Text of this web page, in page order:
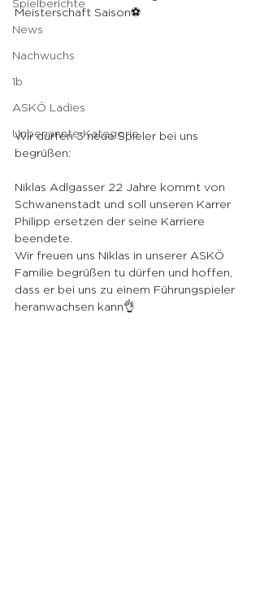
Spielberichte
News
Nachwuchs
1b
ASKÖ Ladies
Unbenannte Kategorie
Meisterschaft Saison⚽️
Wir dürfen 3 neue Spieler bei uns
begrüßen:
Niklas Adlgasser 22 Jahre kommt von
Schwanenstadt und soll unseren Karrer
Philipp ersetzen der seine Karriere
beendete.
Wir freuen uns Niklas in unserer ASKÖ
Familie begrüßen tu dürfen und hoffen,
dass er bei uns zu einem Führungspieler
heranwachsen kann👌